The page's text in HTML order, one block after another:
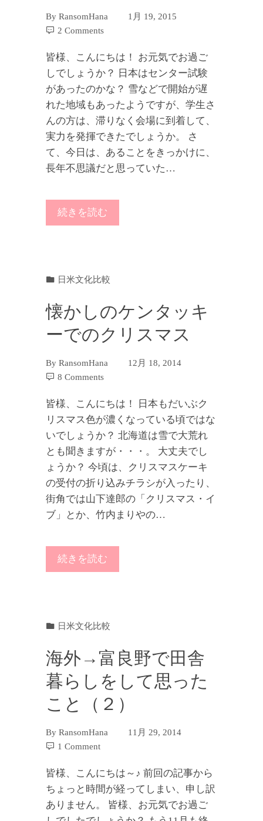
ByRansomHana
1月 19, 2015
2 Comments
皆様、こんにちは！ お元気でお過ご
しでしょうか？ 日本はセンター試験
があったのかな？ 雪などで開始が遅
れた地域もあったようですが、学生さ
んの方は、滞りなく会場に到着して、
実力を発揮できたでしょうか。 さ
て、今日は、あることをきっかけに、
長年不思議だと思っていた…
続きを読む
日米文化比較
懐かしのケンタッキ
ーでのクリスマス
ByRansomHana
12月 18, 2014
8 Comments
皆様、こんにちは！ 日本もだいぶク
リスマス色が濃くなっている頃ではな
いでしょうか？ 北海道は雪で大荒れ
とも聞きますが・・・。 大丈夫でし
ょうか？ 今頃は、クリスマスケーキ
の受付の折り込みチラシが入ったり、
街角では山下達郎の「クリスマス・イ
ブ」とか、竹内まりやの…
続きを読む
日米文化比較
海外→富良野で田舎
暮らしをして思った
こと（２）
ByRansomHana
11月 29, 2014
1 Comment
皆様、こんにちは～♪ 前回の記事から
ちょっと時間が経ってしまい、申し訳
ありません。 皆様、お元気でお過ご